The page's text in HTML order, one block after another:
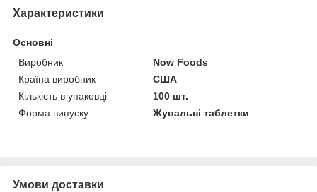
Характеристики
Основні
Виробник
Now Foods
Країна виробник
США
Кількість в упаковці
100 шт.
Форма випуску
Жувальні таблетки
Умови доставки